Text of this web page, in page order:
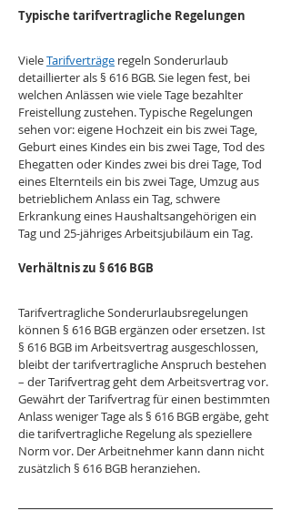
Typische tarifvertragliche Regelungen
Viele Tarifverträge regeln Sonderurlaub
detaillierter als § 616 BGB. Sie legen fest, bei
welchen Anlässen wie viele Tage bezahlter
Freistellung zustehen. Typische Regelungen
sehen vor: eigene Hochzeit ein bis zwei Tage,
Geburt eines Kindes ein bis zwei Tage, Tod des
Ehegatten oder Kindes zwei bis drei Tage, Tod
eines Elternteils ein bis zwei Tage, Umzug aus
betrieblichem Anlass ein Tag, schwere
Erkrankung eines Haushaltsangehörigen ein
Tag und 25-jähriges Arbeitsjubiläum ein Tag.
Verhältnis zu § 616 BGB
Tarifvertragliche Sonderurlaubsregelungen
können § 616 BGB ergänzen oder ersetzen. Ist
§ 616 BGB im Arbeitsvertrag ausgeschlossen,
bleibt der tarifvertragliche Anspruch bestehen
– der Tarifvertrag geht dem Arbeitsvertrag vor.
Gewährt der Tarifvertrag für einen bestimmten
Anlass weniger Tage als § 616 BGB ergäbe, geht
die tarifvertragliche Regelung als speziellere
Norm vor. Der Arbeitnehmer kann dann nicht
zusätzlich § 616 BGB heranziehen.